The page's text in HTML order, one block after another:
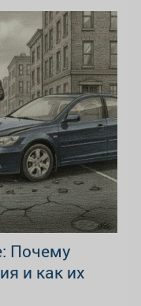
Почему
и как их